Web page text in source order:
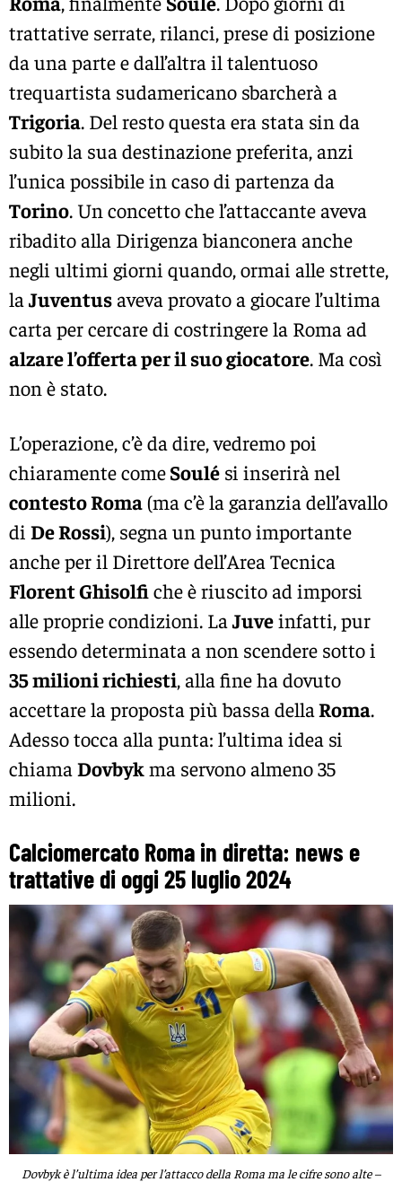
trattative serrate, rilanci, prese di posizione
da una parte e dall’altra il talentuoso
trequartista sudamericano sbarcherà a
Trigoria. Del resto questa era stata sin da
subito la sua destinazione preferita, anzi
l’unica possibile in caso di partenza da
Torino. Un concetto che l’attaccante aveva
ribadito alla Dirigenza bianconera anche
negli ultimi giorni quando, ormai alle strette,
la Juventusaveva provato a giocare l’ultima
carta per cercare di costringere la Roma ad
alzare l’offerta per il suo giocatore. Ma così
non è stato.
L’operazione, c’è da dire, vedremo poi
chiaramente comeSoulé si inserirà nel
contesto Roma(ma c’è la garanzia dell’avallo
di De Rossi), segna un punto importante
anche per il Direttore dell’Area Tecnica
Florent Ghisolfiche è riuscito ad imporsi
alle proprie condizioni. La Juveinfatti, pur
essendo determinata a non scendere sotto i
35 milioni richiesti, alla fine ha dovuto
accettare la proposta più bassa dellaRoma.
Adesso tocca alla punta: l’ultima idea si
chiama Dovbykma servono almeno 35
milioni.
Calciomercato Roma in diretta: news e
trattative di oggi 25 luglio 2024
Dovbyk è l’ultima idea per l’attacco della Roma ma le cifre sono alte –